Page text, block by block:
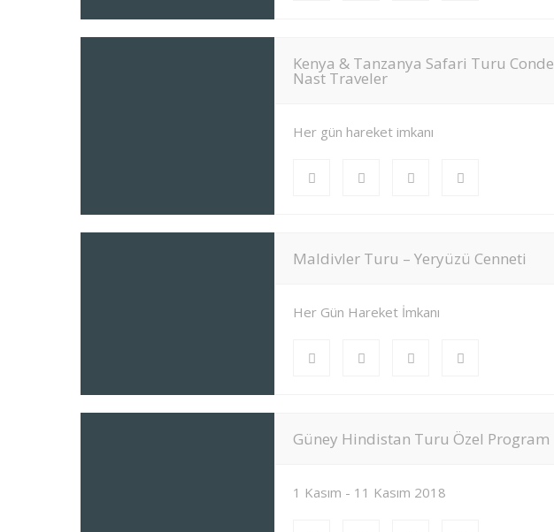
Kenya & Tanzanya Safari Turu Conde
Nast Traveler
Her gün hareket imkanı
Maldivler Turu – Yeryüzü Cenneti
Her Gün Hareket İmkanı
Güney Hindistan Turu Özel Program
1 Kasım - 11 Kasım 2018